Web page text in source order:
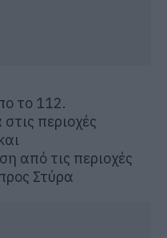
το 112.
περιοχές
από τις περιοχές
Στύρα